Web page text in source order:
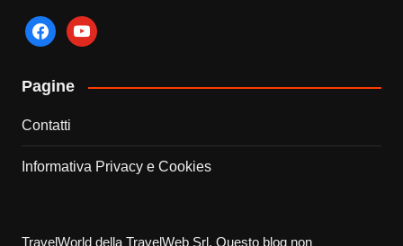
facebookyoutube
Pagine
Contatti
Informativa Privacy e Cookies
TravelWorld della TravelWeb Srl. Questo blog non